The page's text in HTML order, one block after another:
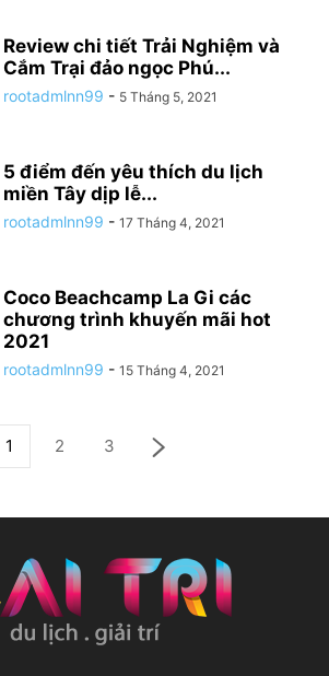
Review chi tiết Trải Nghiệm và
Cắm Trại đảo ngọc Phú...
rootadmlnn99 - 5 Tháng 5, 2021
5 điểm đến yêu thích du lịch
miền Tây dịp lễ...
rootadmlnn99 - 17 Tháng 4, 2021
Coco Beachcamp La Gi các
chương trình khuyến mãi hot
2021
rootadmlnn99 - 15 Tháng 4, 2021
1 2 3